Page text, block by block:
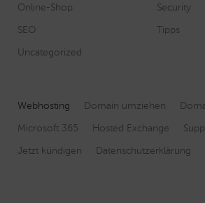
Online-Shop
Security
SEO
Tipps
Uncategorized
Webhosting Domain umziehen
Microsoft 365
Hosted Exchange
Jetzt kündigen
Datenschutzerklärung